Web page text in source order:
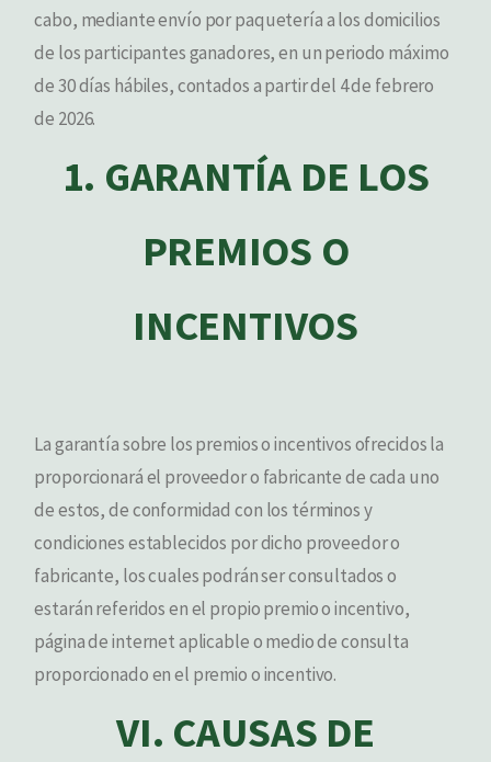
cabo, mediante envío por paquetería a los domicilios
de los participantes ganadores, en un periodo máximo
de 30 días hábiles, contados a partir del 4 de febrero
de 2026.
1. GARANTÍA DE LOS
PREMIOS O
INCENTIVOS
La garantía sobre los premios o incentivos ofrecidos la
proporcionará el proveedor o fabricante de cada uno
de estos, de conformidad con los términos y
condiciones establecidos por dicho proveedor o
fabricante, los cuales podrán ser consultados o
estarán referidos en el propio premio o incentivo,
página de internet aplicable o medio de consulta
proporcionado en el premio o incentivo.
VI. CAUSAS DE